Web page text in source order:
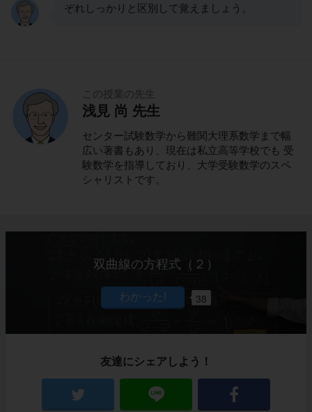
ぞれしっかりと区別して覚えましょう。
この授業の先生
浅見 尚 先生
センター試験数学から難関大理系数学まで幅
広い著書もあり、現在は私立高等学校でも 受
験数学を指導しており、大学受験数学のスペ
シャリストです。
双曲線の方程式（２）
38
友達にシェアしよう！